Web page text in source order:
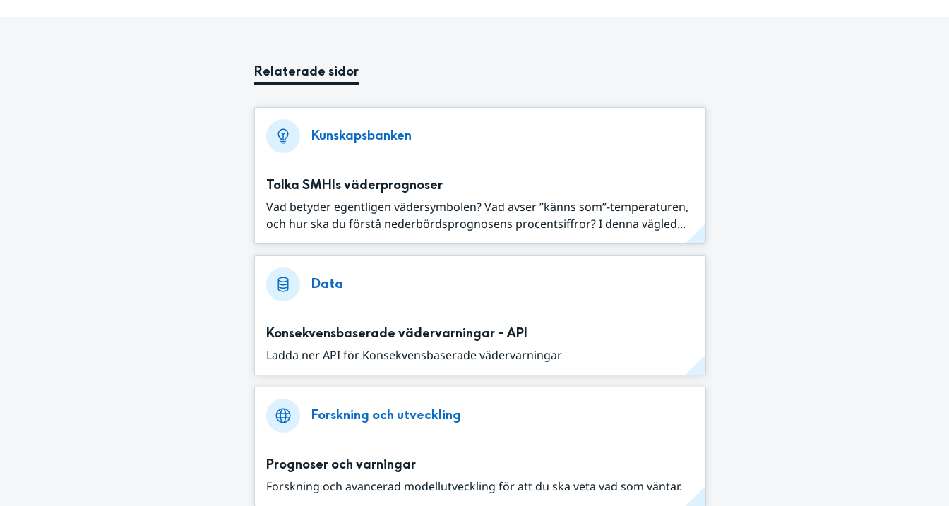
Relaterade sidor
Kunskapsbanken
Tolka SMHIs väderprognoser
Vad betyder egentligen vädersymbolen? Vad avser ”känns som”-temperaturen,
och hur ska du förstå nederbördsprognosens procentsiffror? I denna vägled...
Data
Konsekvensbaserade vädervarningar - API
Ladda ner API för Konsekvensbaserade vädervarningar
Forskning och utveckling
Prognoser och varningar
Forskning och avancerad modellutveckling för att du ska veta vad som väntar.